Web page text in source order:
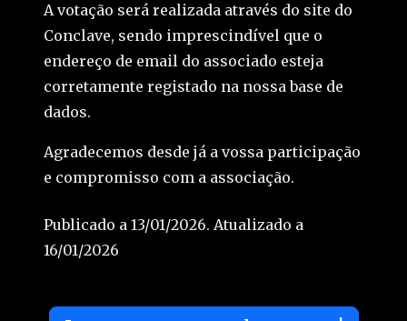
A votação será realizada através do site do
Conclave, sendo imprescindível que o
endereço de email do associado esteja
corretamente registado na nossa base de
dados.
Agradecemos desde já a vossa participação
e compromisso com a associação.
Publicado a 13/01/2026. Atualizado a
16/01/2026